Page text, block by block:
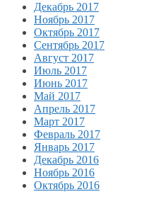
Декабрь 2017
Ноябрь 2017
Октябрь 2017
Сентябрь 2017
Август 2017
Июль 2017
Июнь 2017
Май 2017
Апрель 2017
Март 2017
Февраль 2017
Январь 2017
Декабрь 2016
Ноябрь 2016
Октябрь 2016